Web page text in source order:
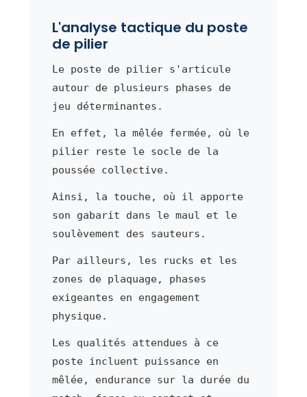
L'analyse tactique du poste
de pilier
Le poste de pilier s'articule
autour de plusieurs phases de
jeu déterminantes.
En effet, la mêlée fermée, où le
pilier reste le socle de la
poussée collective.
Ainsi, la touche, où il apporte
son gabarit dans le maul et le
soulèvement des sauteurs.
Par ailleurs, les rucks et les
zones de plaquage, phases
exigeantes en engagement
physique.
Les qualités attendues à ce
poste incluent puissance en
mêlée, endurance sur la durée du